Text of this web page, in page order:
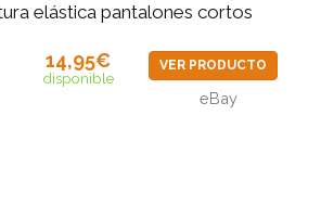
elástica pantalones cortos
14,95€
disponible
VER PRODUCTO
eBay